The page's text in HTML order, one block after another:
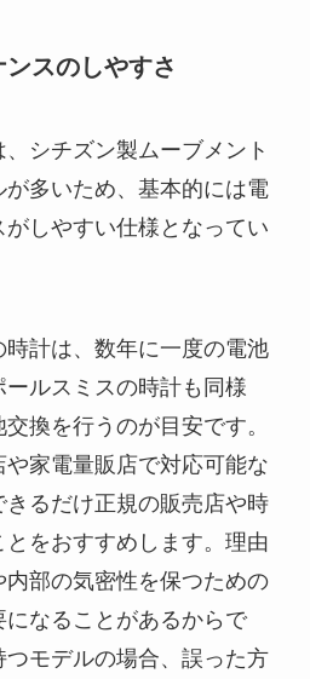
スのしやすさ
シチズン製ムーブメント
多いため、基本的には電
しやすい仕様となってい
計は、数年に一度の電池
ルスミスの時計も同様
換を行うのが目安です。
家電量販店で対応可能な
るだけ正規の販売店や時
をおすすめします。理由
内部の気密性を保つための
なることがあるからで
モデルの場合、誤った方